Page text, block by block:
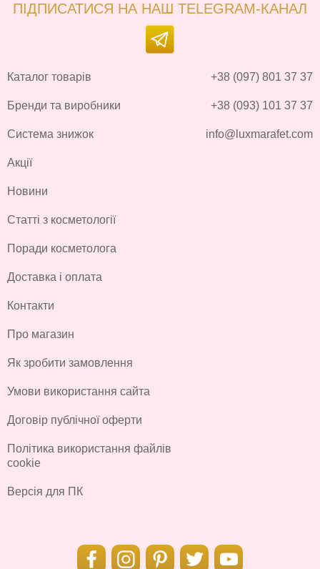
ПІДПИСАТИСЯ НА НАШ TELEGRAM-КАНАЛ
Каталог товарів
Бренди та виробники
Система знижок
Акції
Новини
Статті з косметології
Поради косметолога
Доставка і оплата
Контакти
Про магазин
Як зробити замовлення
Умови використання сайта
Договір публічної оферти
Політика використання файлів
cookie
Версія для ПК
+38 (097) 801 37 37
+38 (093) 101 37 37
info@luxmarafet.com